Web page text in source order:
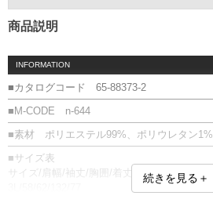
商品説明
INFORMATION
■カタログコード 65-88373-2
■M-CODE n-644
■素材 ポリエステル99%、ポリウレタン1%
■サイズ表
サイズ/肩幅/袖丈/胸囲/着丈
続きを見る＋